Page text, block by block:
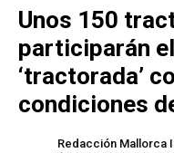
Unos 150
participarán
‘tractorada’
condiciones
Redacción Mallorca